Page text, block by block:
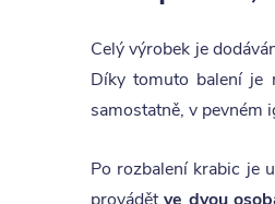
Celý výrobek je
Díky tomuto balení je
samostatně, v pevném
Po rozbalení krabic je